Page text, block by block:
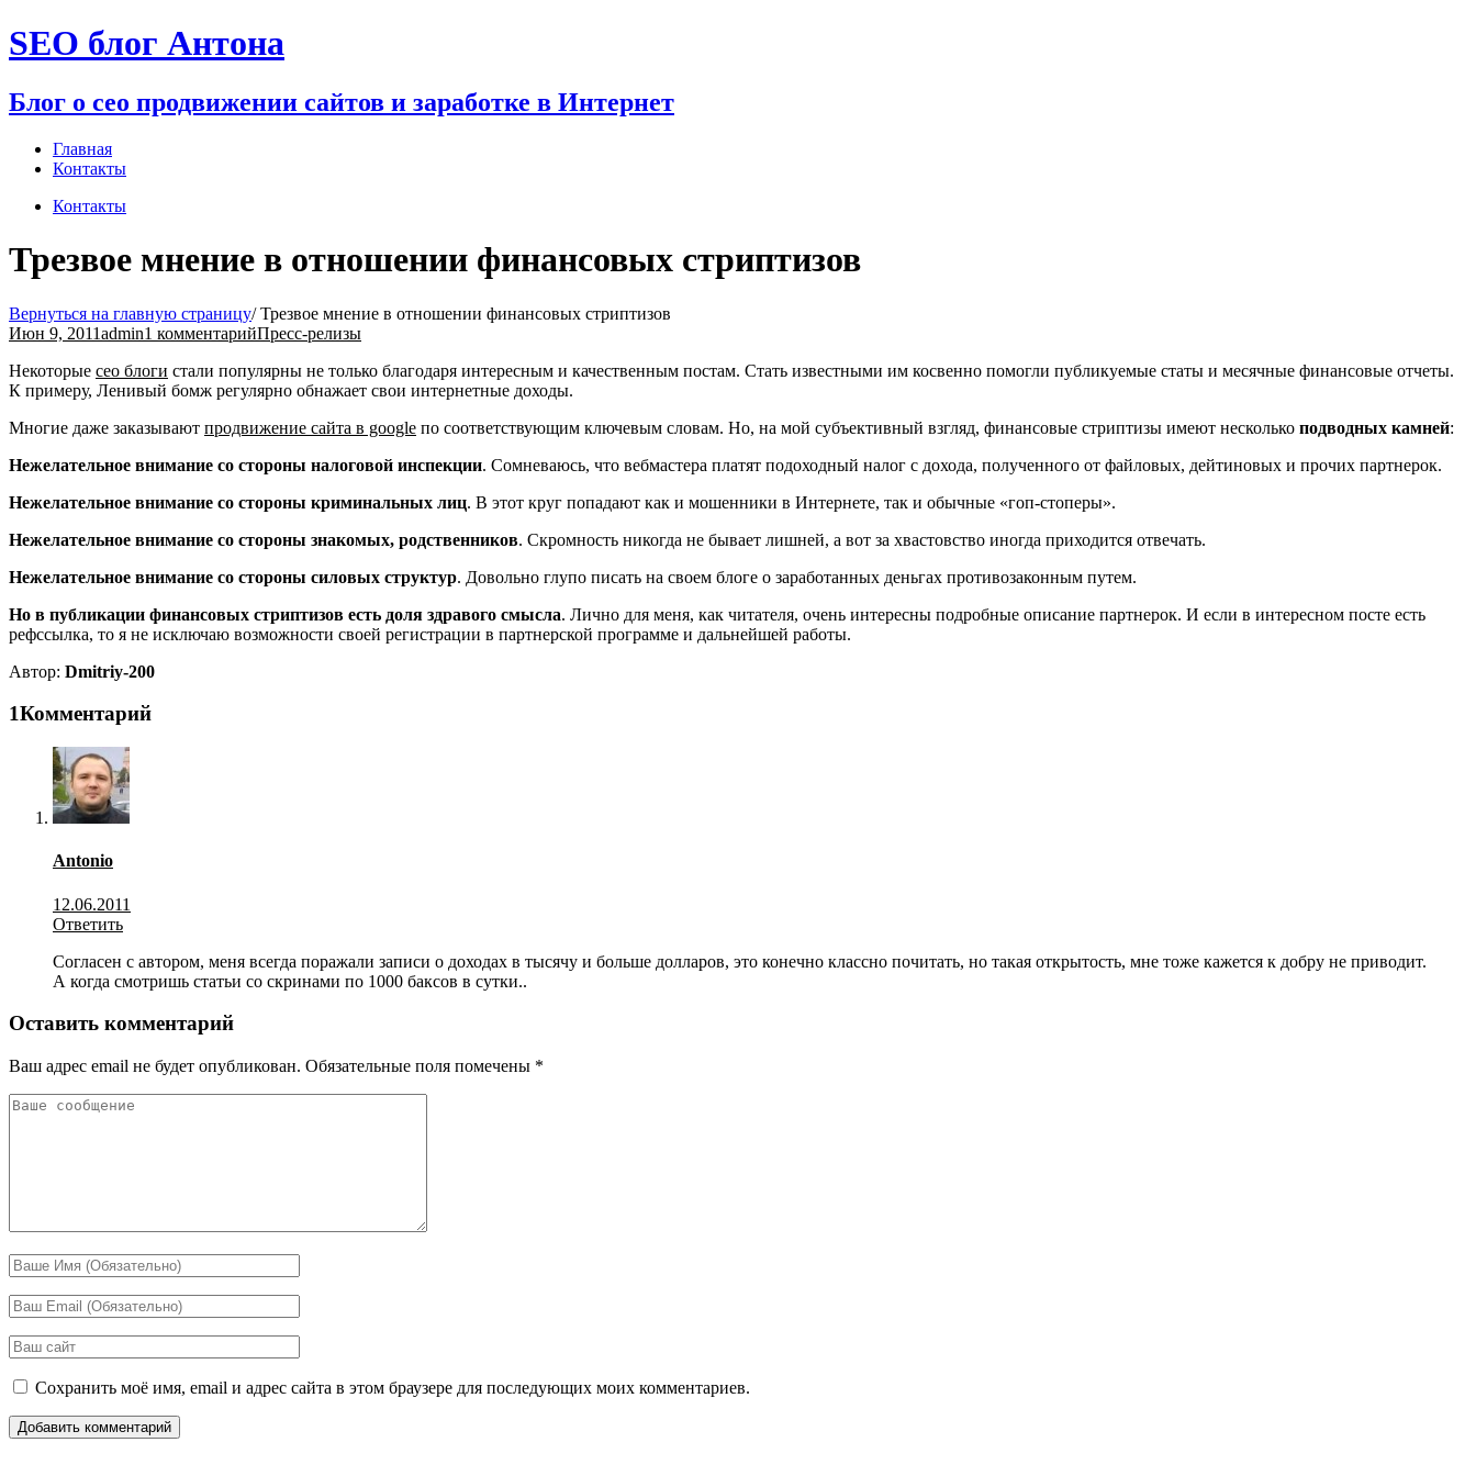
Перейти
к
SEO блог Антона
Блог о сео продвижении сайтов и заработке в Интернет
Главная
Контакты
Контакты
Трезвое мнение в отношении финансовых стриптизов
Вернуться на главную страницу/Трезвое мнение в отношении финансовых стриптизов
Июн 9, 2011admin1 комментарийПресс-релизы
Некоторые сео блоги стали популярны не только благодаря интересным и качественным постам. Стать известными им косвенно помогли публикуемые статы и месячные финансовые отчеты.
К примеру, Ленивый бомж регулярно обнажает свои интернетные доходы.
Многие даже заказывают продвижение сайта в google по соответствующим ключевым словам. Но, на мой субъективный взгляд, финансовые стриптизы имеют несколько подводных камней:
Нежелательное внимание со стороны налоговой инспекции. Сомневаюсь, что вебмастера платят подоходный налог с дохода, полученного от файловых, дейтиновых и прочих партнерок.
Нежелательное внимание со стороны криминальных лиц. В этот круг попадают как и мошенники в Интернете, так и обычные «гоп-стоперы».
Нежелательное внимание со стороны знакомых, родственников. Скромность никогда не бывает лишней, а вот за хвастовство иногда приходится отвечать.
Нежелательное внимание со стороны силовых структур. Довольно глупо писать на своем блоге о заработанных деньгах противозаконным путем.
Но в публикации финансовых стриптизов есть доля здравого смысла. Лично для меня, как читателя, очень интересны подробные описание партнерок. И если в интересном посте есть
рефссылка, то я не исключаю возможности своей регистрации в партнерской программе и дальнейшей работы.
Автор: Dmitriy-200
1Комментарий
Antonio
12.06.2011
Ответить
Согласен с автором, меня всегда поражали записи о доходах в тысячу и больше долларов, это конечно классно почитать, но такая открытость, мне тоже кажется к добру не приводит.
А когда смотришь статьи со скринами по 1000 баксов в сутки..
Оставить комментарий
Ваш адрес email не будет опубликован. Обязательные поля помечены *
Сохранить моё имя, email и адрес сайта в этом браузере для последующих моих комментариев.